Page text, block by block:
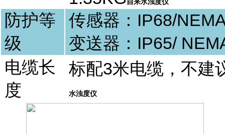
自来水浊度仪
防护等
级
传感器： IP68/
变送器： IP65/
电缆长
度
标配3米电缆，不建
水浊度仪